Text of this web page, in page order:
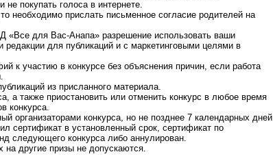
покупать голоса в интернете.
необходимо прислать письменное согласие родителей на
«Все для Вас-Анапа» разрешение использовать ваши
для публикаций и с маркетинговыми целями в
к участию в конкурсе без объяснения причин, если работа
из присланного материала.
а также приостановить или отменить конкурс в любое время
конкурса.
организаторами конкурса, но не позднее 7 календарных дней
сертификат в установленный срок, сертификат по
следующего конкурса либо аннулирован.
на другие призы не допускаются.